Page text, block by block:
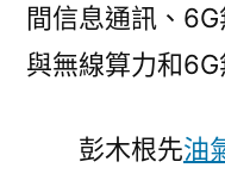
間信息通訊、
與無線算力和6G
彭木根先油